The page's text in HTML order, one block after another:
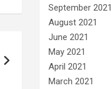
September 2021
August 2021
June 2021
May 2021
April 2021
March 2021